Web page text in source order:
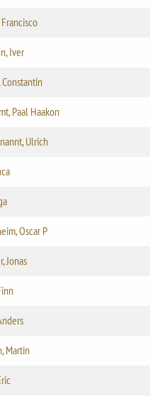
Iver
Paal Haakon
Ulrich
Oscar P
Jonas
Martin